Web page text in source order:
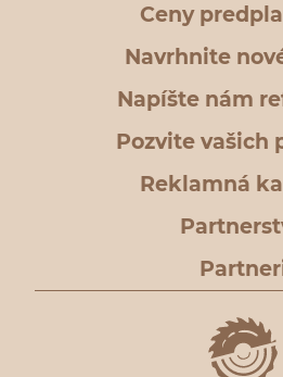
Ceny
Navrhnite
Napíšte nám
Pozvite vašich
Reklamná